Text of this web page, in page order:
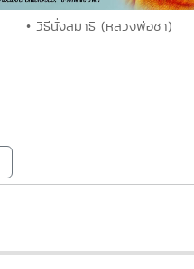
• วิธีนั่งสมาธิ (หลวงพ่อชา)